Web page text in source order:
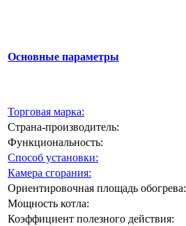
Основные параметры
Торговая марка:
Страна-производитель:
Функциональность:
Способ установки:
Камера сгорания:
Ориентировочная площадь обогрева:
Мощность котла:
Коэффициент полезного действия: